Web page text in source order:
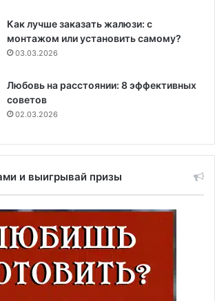
Как лучше заказать жалюзи: с
монтажом или установить самому?
03.03.2026
Любовь на расстоянии: 8 эффективных
советов
02.03.2026
и выигрывай призы